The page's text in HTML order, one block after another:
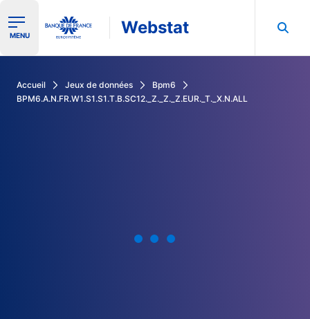
Ouvrir le menu de navigation
MENU Webstat
Accueil Jeux de données
Bpm6
BPM6.A.N.FR.W1.S1.S1.T.B.SC12._Z._Z._Z.EUR._T._X.N.ALL